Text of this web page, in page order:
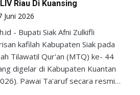
Riau Di Kuansing
Juni 2026
- Bupati Siak Afni Zulkifli
kafilah Kabupaten Siak pada
Tilawatil Qur'an (MTQ) ke- 44
digelar di Kabupaten Kuantan
Pawai Ta'aruf secara resmi